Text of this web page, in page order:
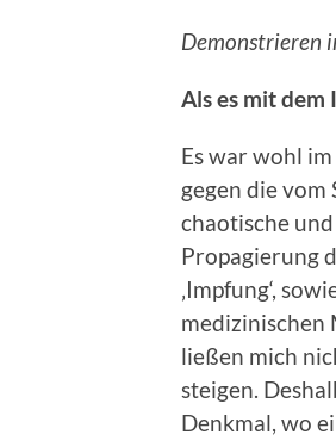
Demonstrieren
Als es mit dem
Es war wohl
gegen die
chaotische
Propagierung
‚Impfung‘,
medizinischen
ließen mich
steigen.
Denkmal, wo